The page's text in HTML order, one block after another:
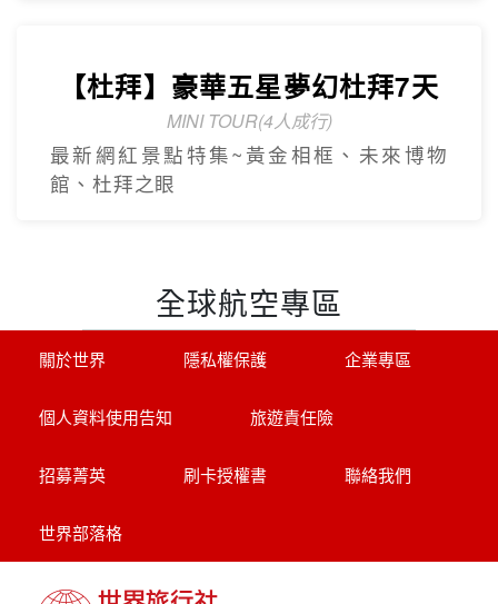
【杜拜】豪華五星夢幻杜拜7天
MINI TOUR(4人成行)
最新網紅景點特集~黃金相框、未來博物
館、杜拜之眼
全球航空專區
關於世界 隱私權保護 企業專區
個人資料使用告知 旅遊責任險
招募菁英 刷卡授權書 聯絡我們
世界部落格